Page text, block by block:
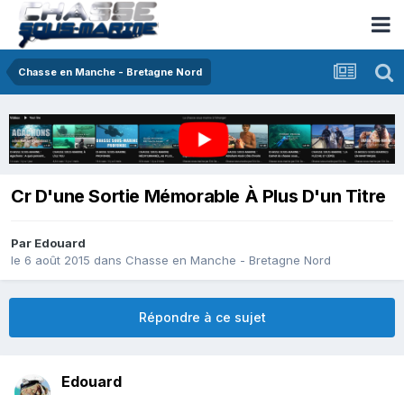
Chasse en Manche - Bretagne Nord
Cr D'une Sortie Mémorable À Plus D'un Titre
Par Edouard
le 6 août 2015 dans Chasse en Manche - Bretagne Nord
Répondre à ce sujet
Edouard